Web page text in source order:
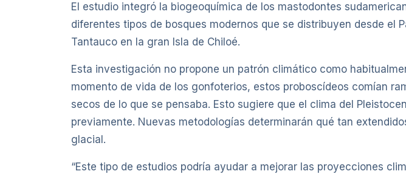
El estudio integró la biogeoquímica de los mastodontes
diferentes tipos de bosques modernos que se distribuyen desde el
Tantauco en la gran Isla de Chiloé.
Esta investigación no propone un patrón climático como
momento de vida de los gonfoterios, estos proboscídeos comían
secos de lo que se pensaba. Esto sugiere que el clima del
previamente. Nuevas metodologías determinarán qué tan
glacial.
“Este tipo de estudios podría ayudar a mejorar las proyecciones